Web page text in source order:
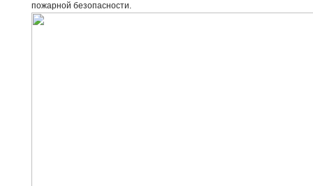
пожарной безопасности.